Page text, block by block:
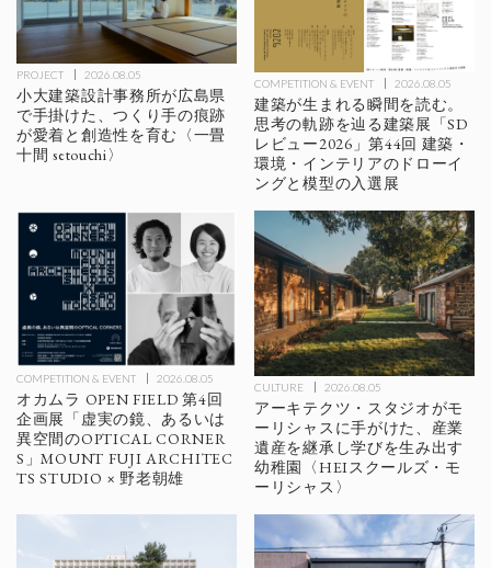
PROJECT 2026.08.05
小大建築設計事務所が広島県
で手掛けた、つくり手の痕跡
が愛着と創造性を育む〈一畳
十間 setouchi〉
COMPETITION & EVENT 2026.08.05
建築が生まれる瞬間を読む。
思考の軌跡を辿る建築展「SD
レビュー2026」第44回 建築・
環境・インテリアのドローイ
ングと模型の入選展
COMPETITION & EVENT 2026.08.05
オカムラ OPEN FIELD 第4回
企画展「虚実の鏡、あるいは
異空間のOPTICAL CORNER
S」MOUNT FUJI ARCHITEC
TS STUDIO × 野老朝雄
CULTURE 2026.08.05
アーキテクツ・スタジオがモ
ーリシャスに手がけた、産業
遺産を継承し学びを生み出す
幼稚園〈HEIスクールズ・モ
ーリシャス〉